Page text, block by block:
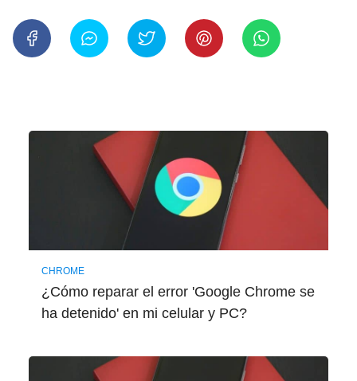
CHROME
¿Cómo reparar el error 'Google Chrome se
ha detenido' en mi celular y PC?